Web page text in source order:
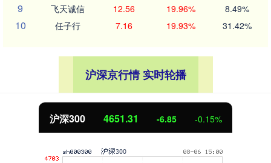
9 飞天诚信 12.56 19.96% 8.49%
10 任子行 7.16 19.93% 31.42%
沪深京行情 实时轮播
沪深300 4651.31 -6.85 -0.15%